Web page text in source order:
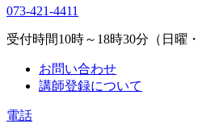
073-421-4411
受付時間10時～18時30分（日曜
お問い合わせ
講師登録について
電話